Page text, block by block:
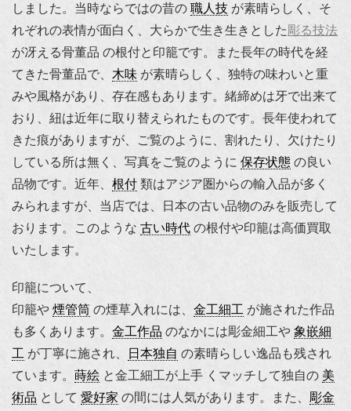
しました。当時ならではの昔の 職人技 が素晴らしく、そ
れぞれの表情が面白く、大らかで生き生きとした 彫る技法
が冴える骨董品 の根付と印籠です。また長年の時代を経
てきた骨董品で、 木味 が素晴らしく、独特の味わいと重
みや風格があり、存在感もあります。緒締めは牙で出来て
おり、紐は近年に取り替えられたものです。長年使われて
きた痕がありますが、ご覧のように、割れたり、欠けたり
している所は無く、写真をご覧のように 保存状態 の良い
品物です。近年、 根付 類はアジア圏からの輸入品が多く
みられますが、当店では、日本の古い品物のみを販売して
おります。このような 古い時代 の根付や印籠は高価買取
いたします。
印籠について、
印籠や 煙管筒 の煙草入れには、 金工細工 が施された作品
も多くあります。 金工作品 のなかには彫金細工や 象嵌細
工 が丁寧に施され、 日本独自 の素晴らしい逸品も残され
ています。 蒔絵 と金工細工が上手 くマッチして独自の 美
術品 として 愛好家 の間には人気があります。また、 彫金